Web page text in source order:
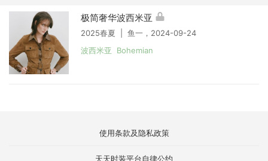
极简奢华波西米亚
2025春夏 | 鱼一，2024-09-24
波西米亚 Bohemian
使用条款及隐私政策
天天时装平台自律公约